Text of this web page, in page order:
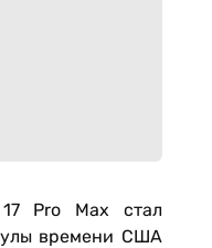
Pro Max стал
времени США